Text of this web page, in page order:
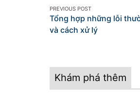
Post
navigation
PREVIOUS POST
Tổng hợp những lỗi
và cách xử lý
Khám phá thêm